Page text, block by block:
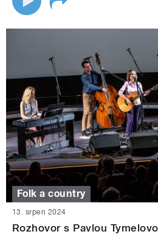
Folk a country
13. srpen 2024
Rozhovor s Pavlou